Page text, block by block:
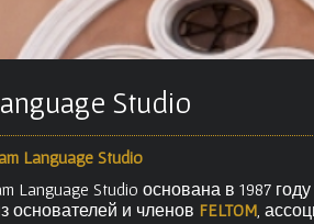
Studio
Language Studio
Language Studio основана в 1987
основателей и членов FELTOM ,